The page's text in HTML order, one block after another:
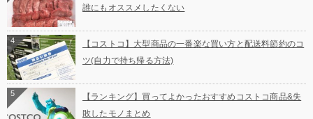
誰にもオススメしたくない
4
【コストコ】大型商品の一番楽な買い方と配送料節約のコ
ツ(自力で持ち帰る方法)
5
【ランキング】買ってよかったおすすめコストコ商品&失
敗したモノまとめ